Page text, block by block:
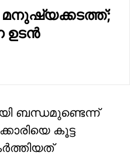
മനുഷ്യക്കടത്ത്;
ഉടൻ
ബന്ധമുണ്ടെന്ന്
കൂട്ട